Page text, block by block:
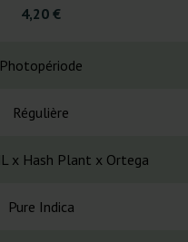
4,20 €
Photopériode
Régulière
x Hash Plant x Ortega
Pure Indica